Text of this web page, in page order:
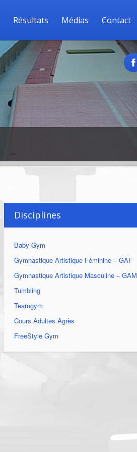
Résultats Médias Contact
Disciplines
Baby-Gym
Gymnastique Artistique Féminine – GAF
Gymnastique Artistique Masculine – GAM
Tumbling
Teamgym
Cours Adultes Agrès
FreeStyle Gym